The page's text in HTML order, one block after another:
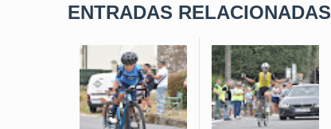
ENTRADAS RELACIONADAS